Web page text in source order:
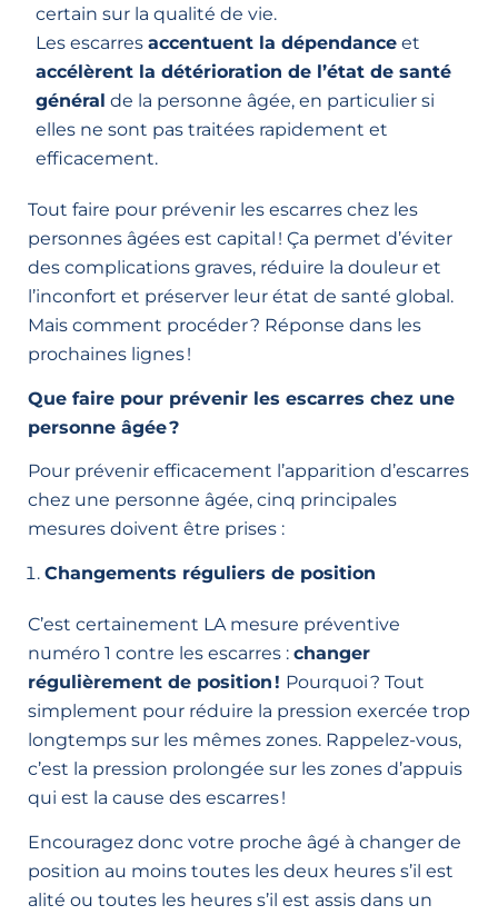
certain sur la qualité de vie.
Les escarres accentuent la dépendance et
accélèrent la détérioration de l’état de santé
général de la personne âgée, en particulier si
elles ne sont pas traitées rapidement et
efficacement.
Tout faire pour prévenir les escarres chez les
personnes âgées est capital ! Ça permet d’éviter
des complications graves, réduire la douleur et
l’inconfort et préserver leur état de santé global.
Mais comment procéder ? Réponse dans les
prochaines lignes !
Que faire pour prévenir les escarres chez une
personne âgée ?
Pour prévenir efficacement l’apparition d’escarres
chez une personne âgée, cinq principales
mesures doivent être prises :
Changements réguliers de position
C’est certainement LA mesure préventive
numéro 1 contre les escarres : changer
régulièrement de position ! Pourquoi ? Tout
simplement pour réduire la pression exercée trop
longtemps sur les mêmes zones. Rappelez-vous,
c’est la pression prolongée sur les zones d’appuis
qui est la cause des escarres !
Encouragez donc votre proche âgé à changer de
position au moins toutes les deux heures s’il est
alité ou toutes les heures s’il est assis dans un